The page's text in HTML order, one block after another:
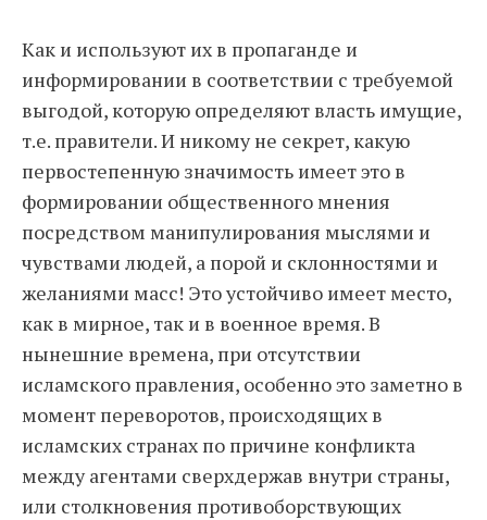
Как и используют их в пропаганде и
информировании в соответствии с требуемой
выгодой, которую определяют власть имущие,
т.е. правители. И никому не секрет, какую
первостепенную значимость имеет это в
формировании общественного мнения
посредством манипулирования мыслями и
чувствами людей, а порой и склонностями и
желаниями масс! Это устойчиво имеет место,
как в мирное, так и в военное время. В
нынешние времена, при отсутствии
исламского правления, особенно это заметно в
момент переворотов, происходящих в
исламских странах по причине конфликта
между агентами сверхдержав внутри страны,
или столкновения противоборствующих